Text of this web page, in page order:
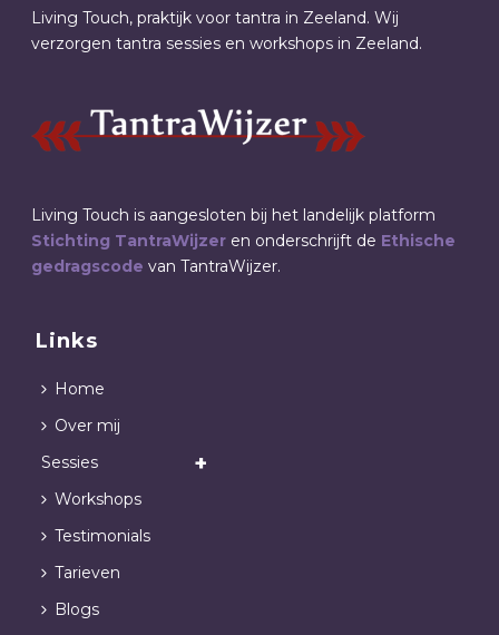
Living Touch, praktijk voor tantra in Zeeland. Wij
verzorgen tantra sessies en workshops in Zeeland.
Living Touch is aangesloten bij het landelijk platform
Stichting TantraWijzer en onderschrijft de Ethische
gedragscode van TantraWijzer.
Links
Home
Over mij
Sessies
Workshops
Testimonials
Tarieven
Blogs